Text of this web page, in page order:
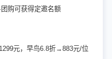
购可获得定邀名额
元，早鸟6.8折→883元/位